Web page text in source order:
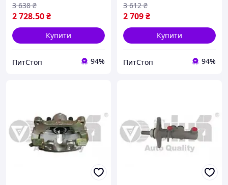
2 728.50₴
3 638 ₴
Купити
ПитСтоп 94%
2 709₴
3 612 ₴
Купити
ПитСтоп 94%